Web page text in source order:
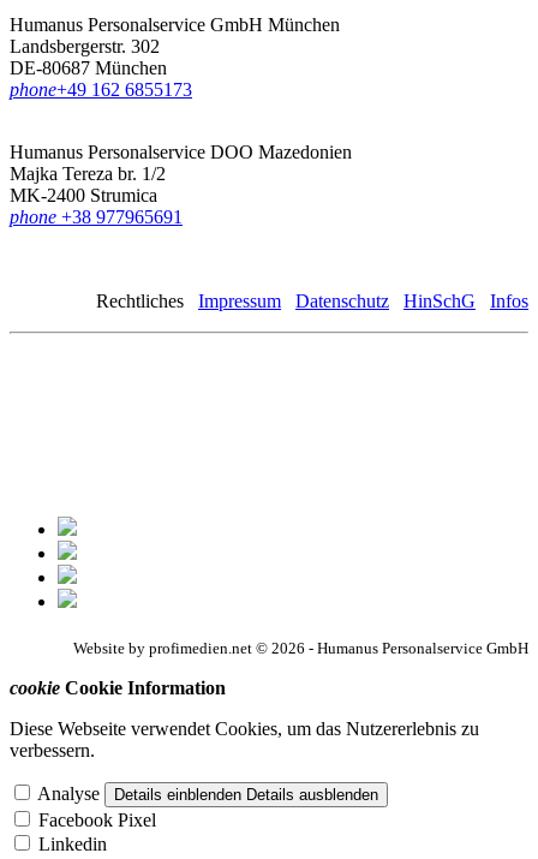
Humanus Personalservice GmbH München
Landsbergerstr. 302
DE-80687 München
phone‪+49 162 6855173
Humanus Personalservice DOO Mazedonien
Majka Tereza br. 1/2
MK-2400 Strumica
phone +38 977965691
Rechtliches Impressum Datenschutz HinSchG Infos
Website by profimedien.net © 2026 - Humanus Personalservice GmbH
cookie Cookie Information
Diese Webseite verwendet Cookies, um das Nutzererlebnis zu
verbessern.
Analyse Details einblenden Details ausblenden
Facebook Pixel
Linkedin